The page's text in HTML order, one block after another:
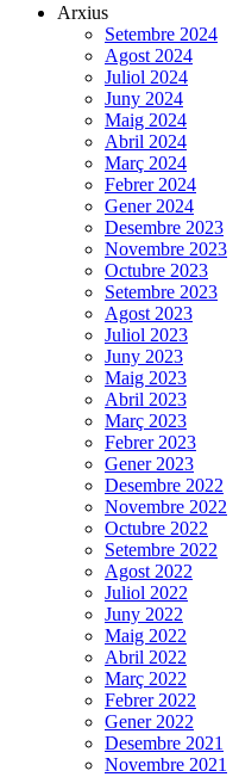
Arxius
Setembre 2024
Agost 2024
Juliol 2024
Juny 2024
Maig 2024
Abril 2024
Març 2024
Febrer 2024
Gener 2024
Desembre 2023
Novembre 2023
Octubre 2023
Setembre 2023
Agost 2023
Juliol 2023
Juny 2023
Maig 2023
Abril 2023
Març 2023
Febrer 2023
Gener 2023
Desembre 2022
Novembre 2022
Octubre 2022
Setembre 2022
Agost 2022
Juliol 2022
Juny 2022
Maig 2022
Abril 2022
Març 2022
Febrer 2022
Gener 2022
Desembre 2021
Novembre 2021